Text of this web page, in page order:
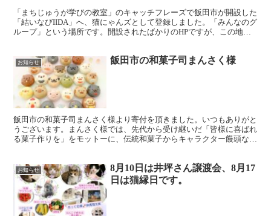
「まちじゅうが学びの教室」のキャッチフレーズで飯田市が開設した
「結いなびIIDA」へ、猫にゃんズとして登録しました。「みんなのグ
ループ」という場所です。開設されたばかりのHPですが、この地方
お知らせ 飯田市の和菓子司まんさく様
飯田市の和菓子司まんさく様より寄付を頂きました。いつもありがと
うございます。まんさく様では、先代から受け継いだ「皆様に喜ばれ
る菓子作りを」をモットーに、伝統和菓子からキャラクター饅頭など
お知らせ
8月10日は井坪さん譲渡会、8月17
日は猫縁日です。